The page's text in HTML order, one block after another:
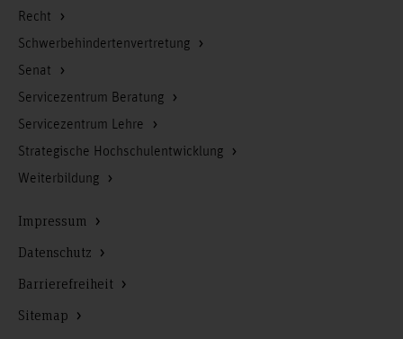
Recht
Schwerbehindertenvertretung
Senat
Servicezentrum Beratung
Servicezentrum Lehre
Strategische Hochschulentwicklung
Weiterbildung
Impressum
Datenschutz
Barrierefreiheit
Sitemap